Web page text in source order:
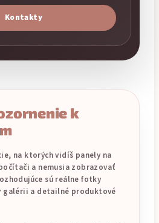
Kontakty
k
na ktorých vidíš panely na
a nemusia zobrazovať
sú reálne fotky
galérii a detailné produktové